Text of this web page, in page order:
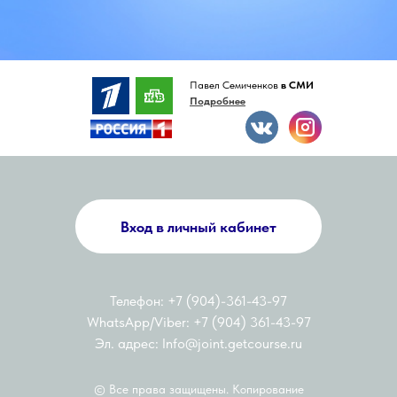
Павел Семиченков в СМИ
Подробнее
Вход в личный кабинет
© Все права защищены. Копирование
Телефон: +7 (904)-361-43-97
WhatsApp/Viber: +7 (904) 361-43-97
Эл. адрес: Info@joint.getcourse.ru